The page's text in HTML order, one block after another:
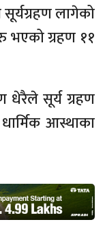
लागेको
भएको ग्रहण ११
धेरैले सूर्य ग्रहण
आस्थाका